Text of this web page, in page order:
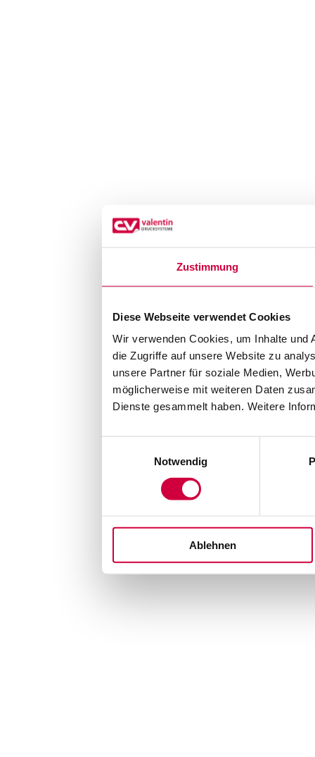
Zustimmung
Diese Webseite verwendet Cookies
Wir verwenden Cookies, um Inhalte und
die Zugriffe auf unsere Website zu
unsere Partner für soziale Medien,
möglicherweise mit weiteren Daten
Dienste gesammelt haben. Weitere
Notwendig
Ablehnen